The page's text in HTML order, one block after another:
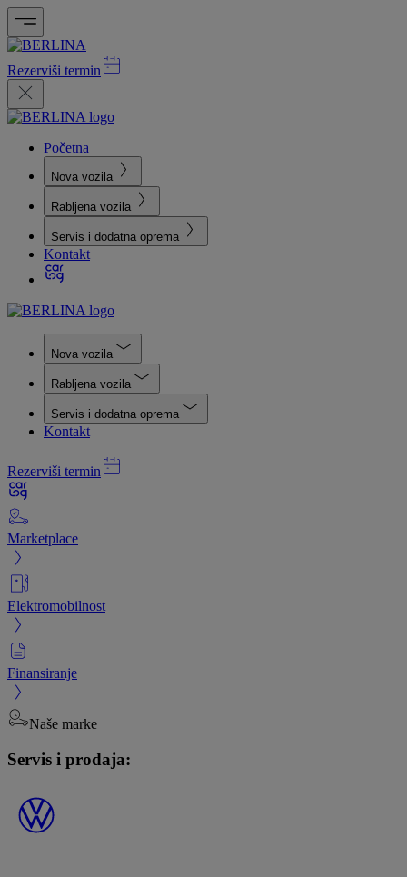
Rezerviši termin
Početna
Nova vozila
Rabljena vozila
Servis i dodatna oprema
Kontakt
Nova vozila
Rabljena vozila
Servis i dodatna oprema
Kontakt
Rezerviši termin
Marketplace
Elektromobilnost
Finansiranje
Naše marke
Servis i prodaja: